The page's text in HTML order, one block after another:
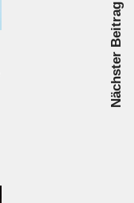
Nächster Beitrag